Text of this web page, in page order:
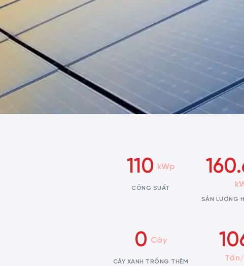
110 kWp
CÔNG SUẤT
SẢN LƯỢNG
0 Cây
CÂY XANH TRỒNG THÊM